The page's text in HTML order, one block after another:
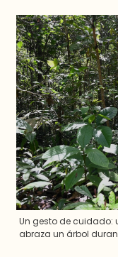
Un gesto de cuidado:
abraza un árbol